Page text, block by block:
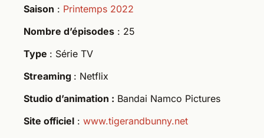
Saison : Printemps 2022
Nombre d’épisodes : 25
Type : Série TV
Streaming : Netflix
Studio d’animation : Bandai Namco Pictures
Site officiel : www.tigerandbunny.net